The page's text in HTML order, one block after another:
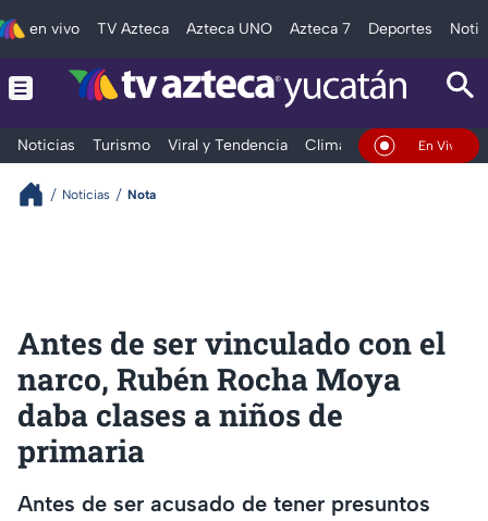
en vivo TV Azteca Azteca UNO Azteca 7 Deportes
Noticias Turismo Viral y Tendencia Clima DeportesEn Vivo
Noticias Nota
Antes de ser vinculado con el
narco, Rubén Rocha Moya
daba clases a niños de
primaria
Antes de ser acusado de tener presuntos